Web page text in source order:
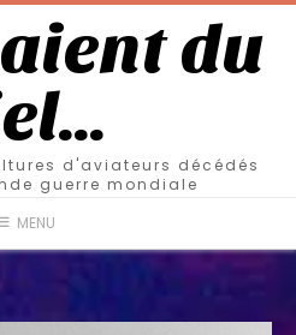
du
d'aviateurs décédés
guerre mondiale
MENU